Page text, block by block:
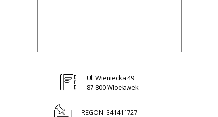
Ul. Wieniecka 49
87-800 Włocławek
REGON: 341411727